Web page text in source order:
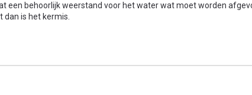
een behoorlijk weerstand voor het water wat moet worden
dan is het kermis.